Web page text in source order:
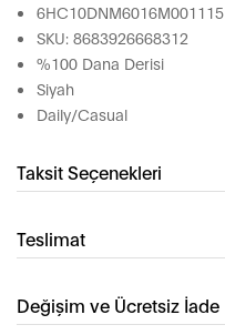
6HC10DNM6016M001115
SKU: 8683926668312
%100 Dana Derisi
Siyah
Daily/Casual
Taksit Seçenekleri
Teslimat
Değişim ve Ücretsiz İade